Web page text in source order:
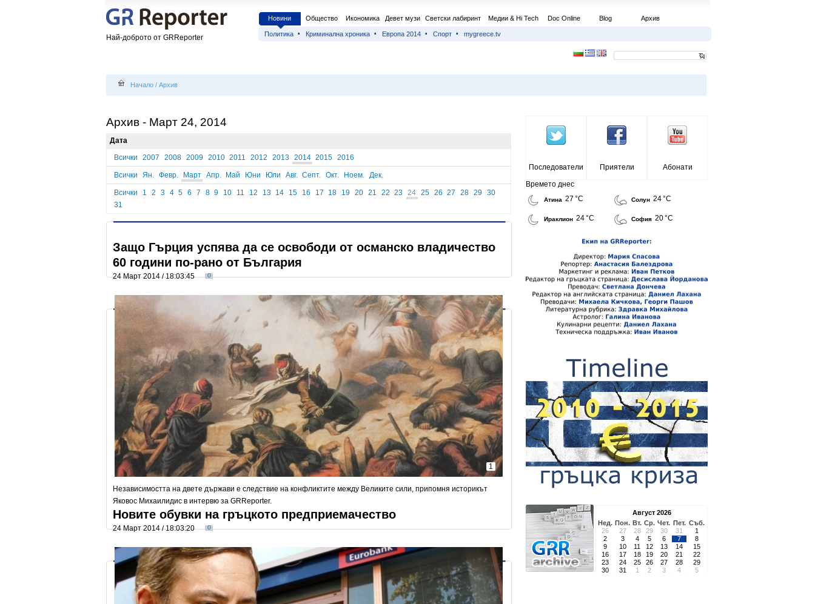
Най-доброто от GRReporter
Новини Общество Икономика Девет музи Светски лабиринт Медии & Hi Tech Doc Online Blog Архив
Политика Криминална хроника Европа 2014 Спорт mygreece.tv
Начало / Архив
Архив - Март 24, 2014
Дата
Всички
2007 2008 2009 2010 2011 2012 2013 2014 2015 2016
Всички Ян. Февр. Март Апр. Май Юни Юли Авг. Септ. Окт. Ноем. Дек.
Всички 1 2 3 4 5 6 7 8 9 10 11 12 13 14 15 16 17 18 19 20 21 22 23 24 25 26 27 28 29 30
31
Защо Гърция успява да се освободи от османско владичество
60 години по-рано от България
24 Март 2014 / 18:03:45 0
1
Независимостта на двете държави е следствие на конфликтите между Великите сили, припомня историкът
Яковос Михаилидис в интервю за GRReporter.
Новите обувки на гръцкото предприемачество
24 Март 2014 / 18:03:20 0
Последователи Приятели
Абонати
Времето днес
Атина 27 °C Солун 24 °C
Ираклион 24 °C София 20 °C
Август 2026
Нед. Пон. Вт. Ср. Чет. Пет. Съб.
26
27 28 29 30 31
1
2
3 4 5 6 7
8
9
10 11 12 13 14
15
16
17 18 19 20 21
22
23
24 25 26 27 28
29
30
31 1 2 3 4 5